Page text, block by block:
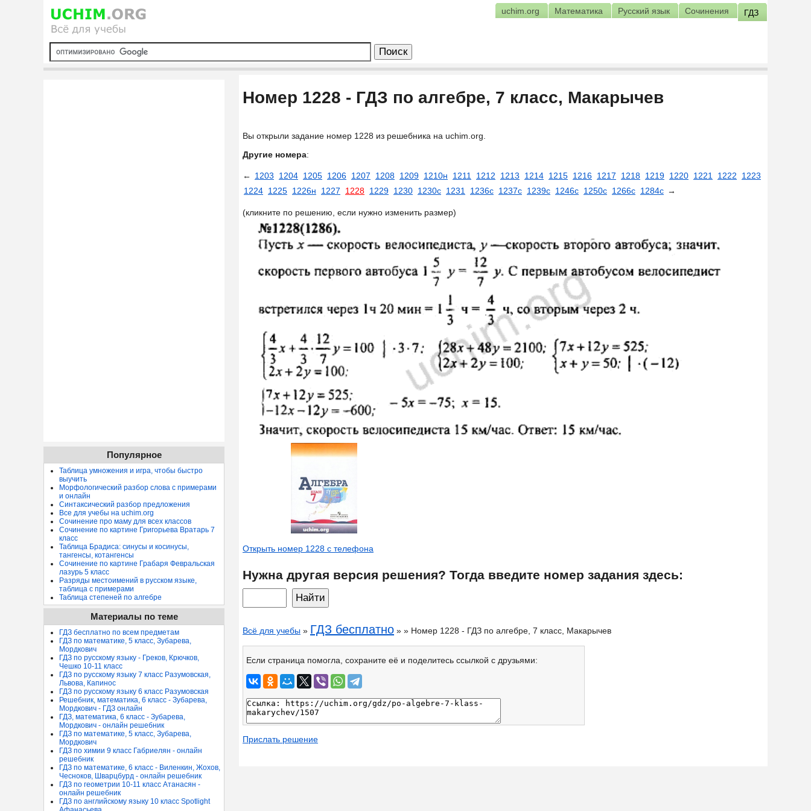
uchim.org Математика Русский язык Сочинения ГДЗ
Номер 1228 - ГДЗ по алгебре, 7 класс, Макарычев
Вы открыли задание номер 1228 из решебника на uchim.org.
Другие номера:
← 1203 1204 1205 1206 1207 1208 1209 1210н 1211 1212 1213 1214 1215 1216 1217 1218 1219 1220 1221 1222
1223
1224 1225 1226н 1227 1228 1229 1230 1230с 1231 1236с 1237с 1239с 1246с 1250с 1266с 1284с →
(кликните по решению, если нужно изменить размер)
Открыть номер 1228 с телефона
Нужна другая версия решения? Тогда введите номер задания здесь:
Всё для учебы » ГДЗ бесплатно » » Номер 1228 - ГДЗ по алгебре, 7 класс, Макарычев
Если страница помогла, сохраните её и поделитесь ссылкой с друзьями:
Прислать решение
Популярное
Таблица умножения и игра, чтобы быстро
выучить
Морфологический разбор слова с примерами
и онлайн
Синтаксический разбор предложения
Все для учебы на uchim.org
Сочинение про маму для всех классов
Сочинение по картине Григорьева Вратарь 7
класс
Таблица Брадиса: синусы и косинусы,
тангенсы, котангенсы
Сочинение по картине Грабаря Февральская
лазурь 5 класс
Разряды местоимений в русском языке,
таблица с примерами
Таблица степеней по алгебре
Материалы по теме
ГДЗ бесплатно по всем предметам
ГДЗ по математике, 5 класс, Зубарева,
Мордкович
ГДЗ по русскому языку - Греков, Крючков,
Чешко 10-11 класс
ГДЗ по русскому языку 7 класс Разумовская,
Львова, Капинос
ГДЗ по русскому языку 6 класс Разумовская
Решебник, математика, 6 класс - Зубарева,
Мордкович - ГДЗ онлайн
ГДЗ, математика, 6 класс - Зубарева,
Мордкович - онлайн решебник
ГДЗ по математике, 5 класс, Зубарева,
Мордкович
ГДЗ по химии 9 класс Габриелян - онлайн
решебник
ГДЗ по математике, 6 класс - Виленкин, Жохов,
Чесноков, Шварцбурд - онлайн решебник
ГДЗ по геометрии 10-11 класс Атанасян -
онлайн решебник
ГДЗ по английскому языку 10 класс Spotlight